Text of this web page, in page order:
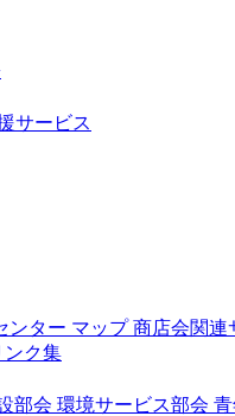
サービス
ンター マップ 商店会関連
ンク集
部会 環境サービス部会